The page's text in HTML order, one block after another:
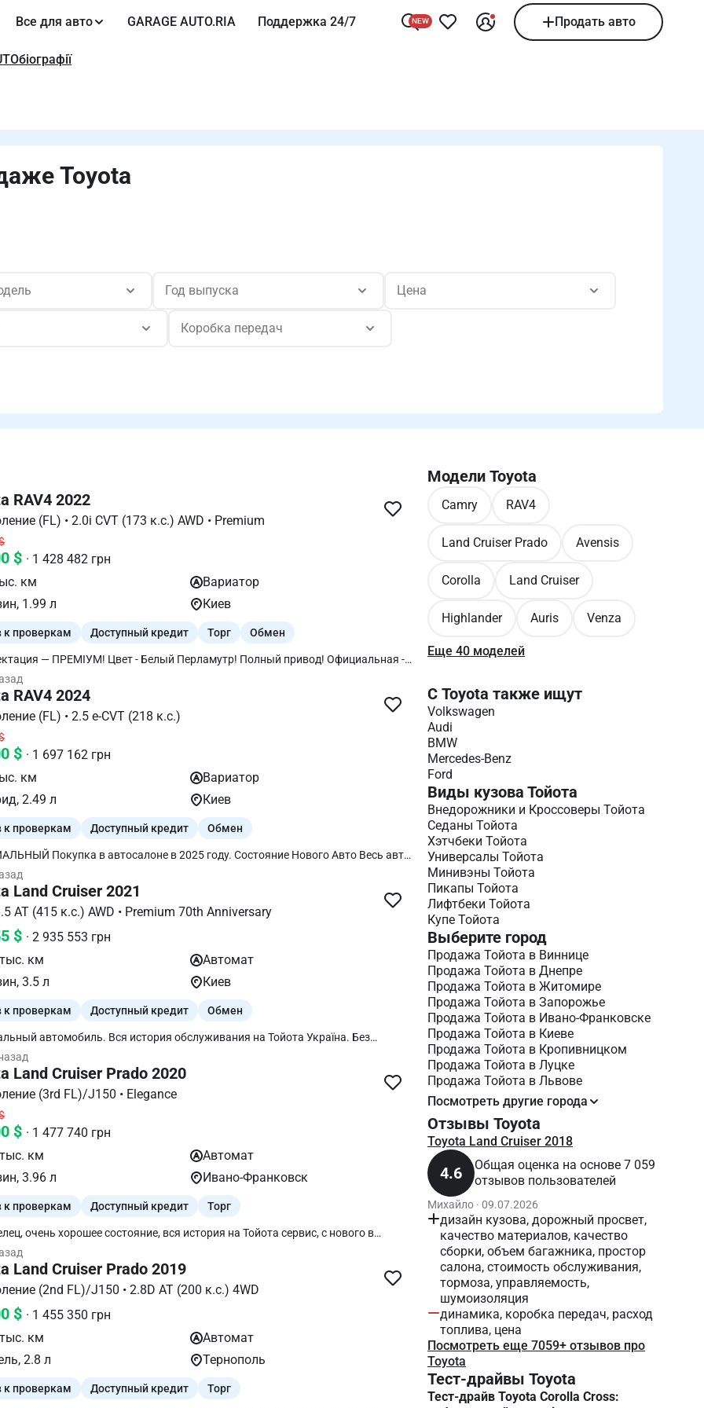
Все для авто GARAGE AUTO.RIA Поддержка 24/7 NEW Продать авто
Toyota
Год выпуска Цена
Коробка передач
RAV4 2022
V поколение (FL) • 2.0i CVT (173 к.с.) AWD • Premium
$ · 1 428 482 грн
км
Вариатор
1.99 л
Киев
к проверкам Доступный кредит Торг Обмен
— ПРЕМІУМ! Цвет - Белый Перламутр! Полный привод! Официальная -(
только на фирменном СТО) ! Не битая Не крашеная Любые проверки,
Память сидений! Слепые - Зоны ! 4 КАМЕРЫ (круговой обзор) Парк Тронік -
Зад Подогрев ВСЕХ - Сидений Передних / Задних Вентиляция/ передних
Все Ассистенты! Беспроводная зарядка Apple CarPlay Подогрев руля
лобового стекла Сигнализация Защита двигателя Торг — при осмотре
на Сто — приветствуется! Всем мирного неба!
RAV4 2024
V поколение (FL) • 2.5 e-CVT (218 к.с.)
$ · 1 697 162 грн
км
Вариатор
2.49 л
Киев
к проверкам Доступный кредит Обмен
году. Состояние Нового Авто Весь авто
окрасе. ГИБРИД / расход топлива-5.5 л на 100 км Один
— 10 лет Бронепленка — перед и уязвимые места
Навигация Кар - Плей Беспроводная зарядка. Подогрев
Авто світо.
крышки багажника. Сервисная книга . Два ключа. Обзор на СТО -
Приветствуется! Причина продажи — Покупка новой модели.
Land Cruiser 2021
300 • 3.5 AT (415 к.с.) AWD • Premium 70th Anniversary
$ · 2 935 553 грн
км
Автомат
3.5 л
Киев
к проверкам Доступный кредит Обмен
автомобиль. Вся история обслуживания на Тойота Україна. Без
и окрашенных элементов. Была проведена гарантийная отзывная
по замене двигателя на модернизированный.
Land Cruiser Prado 2020
V поколение (3rd FL)/J150 • Elegance
$ · 1 477 740 грн
км
Автомат
3.96 л
Ивано-Франковск
к проверкам Доступный кредит Торг
очень хорошее состояние, вся история на Тойота сервис, с нового в
не повреждена не крашена. Есть зимние колеса на дисках, почти новые.
Land Cruiser Prado 2019
V поколение (2nd FL)/J150 • 2.8D АТ (200 к.с.) 4WD
$ · 1 455 350 грн
км
Автомат
2.8 л
Тернополь
к проверкам Доступный кредит Торг
Модели Toyota
Camry RAV4
Land Cruiser Prado Avensis
Corolla Land Cruiser
Highlander Auris Venza
Еще 40 моделей
С Toyota также ищут
Volkswagen
Audi
BMW
Mercedes-Benz
Ford
Виды кузова Тойота
Внедорожники и Кроссоверы Тойота
Седаны Тойота
Хэтчбеки Тойота
Универсалы Тойота
Минивэны Тойота
Пикапы Тойота
Лифтбеки Тойота
Купе Тойота
Выберите город
Продажа Тойота в Виннице
Продажа Тойота в Днепре
Продажа Тойота в Житомире
Продажа Тойота в Запорожье
Продажа Тойота в Ивано-Франковске
Продажа Тойота в Киеве
Продажа Тойота в Кропивницком
Продажа Тойота в Луцке
Продажа Тойота в Львове
Посмотреть другие города
Отзывы Toyota
Toyota Land Cruiser 2018
4.6
Общая оценка на основе 7 059
отзывов пользователей
Михайло · 09.07.2026
дизайн кузова, дорожный просвет,
качество материалов, качество
сборки, объем багажника, простор
салона, стоимость обслуживания,
тормоза, управляемость,
шумоизоляция
динамика, коробка передач, расход
топлива, цена
Посмотреть еще 7059+ отзывов про
Toyota
Тест-драйвы Toyota
Тест-драйв Toyota Corolla Cross: